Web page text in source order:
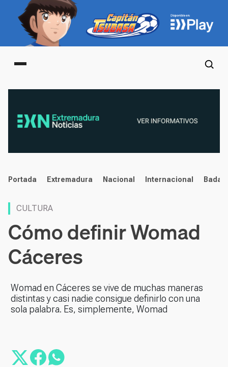
Main menu
noticias
Portada Extremadura Nacional Internacional
CULTURA
Cómo definir Womad
Cáceres
Womad en Cáceres se vive de muchas maneras
distintas y casi nadie consigue definirlo con una
sola palabra. Es, simplemente, Womad